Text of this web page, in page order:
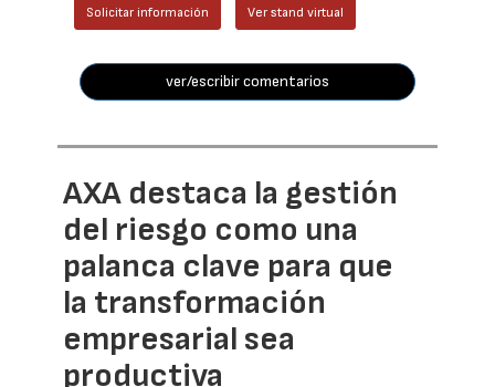
Solicitar información Ver stand virtual
ver/escribir comentarios
AXA destaca la gestión
del riesgo como una
palanca clave para que
la transformación
empresarial sea
productiva